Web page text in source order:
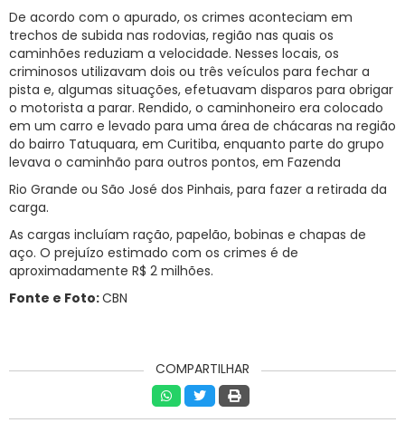
De acordo com o apurado, os crimes aconteciam em
trechos de subida nas rodovias, região nas quais os
caminhões reduziam a velocidade. Nesses locais, os
criminosos utilizavam dois ou três veículos para fechar a
pista e, algumas situações, efetuavam disparos para obrigar
o motorista a parar. Rendido, o caminhoneiro era colocado
em um carro e levado para uma área de chácaras na região
do bairro Tatuquara, em Curitiba, enquanto parte do grupo
levava o caminhão para outros pontos, em Fazenda
Rio Grande ou São José dos Pinhais, para fazer a retirada da
carga.
As cargas incluíam ração, papelão, bobinas e chapas de
aço. O prejuízo estimado com os crimes é de
aproximadamente R$ 2 milhões.
Fonte e Foto:CBN
COMPARTILHAR